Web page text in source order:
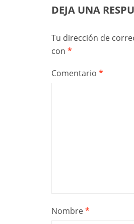
DEJA UNA
Tu dirección de
con *
Comentario *
Nombre*